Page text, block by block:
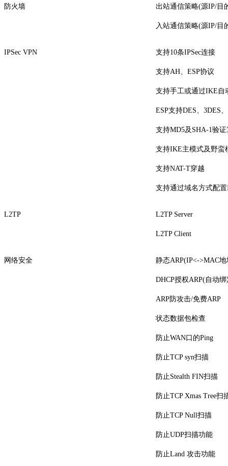
防火墙 出站通信策略(源IP/目
入站通信策略(源IP/目
IPSec VPN 支持10条IPSec连接
支持AH、ESP协议
支持手工或通过IKE自
ESP支持DES、3DES
支持MD5及SHA-1验证
支持IKE主模式及野蛮
支持NAT-T穿越
支持通过域名方式配置
L2TP L2TP Server
L2TP Client
网络安全 静态ARP(IP<->MAC
DHCP授权ARP(自动
ARP防攻击/免费ARP
状态数据包检查
防止WAN口的Ping
防止TCP syn扫描
防止Stealth FIN扫描
防止TCP Xmas Tree扫
防止TCP Null扫描
防止UDP扫描功能
防止Land 攻击功能